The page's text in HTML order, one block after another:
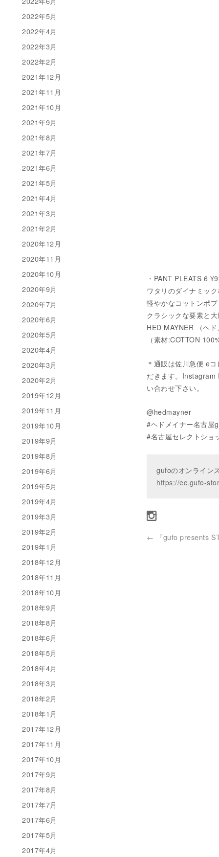
・PANT PLEATS 6
ワタリのダイナミッ
軽やかなコットンポ
クラシックな要素と
HED MAYNER （ヘ
（素材:COTTON
＊通販は佐川急便 e
だきます。
い合わせ下さい。
@hedmayner
#ヘドメイナー名古屋
#名古屋セレクトショ
gufoのオンライン
https://ec.gufo-
← 『gufo presents
2022年5月
2022年4月
2022年3月
2022年2月
2021年12月
2021年11月
2021年10月
2021年9月
2021年8月
2021年7月
2021年6月
2021年5月
2021年4月
2021年3月
2021年2月
2020年12月
2020年11月
2020年10月
2020年9月
2020年7月
2020年6月
2020年5月
2020年4月
2020年3月
2020年2月
2019年12月
2019年11月
2019年10月
2019年9月
2019年8月
2019年6月
2019年5月
2019年4月
2019年3月
2019年2月
2019年1月
2018年12月
2018年11月
2018年10月
2018年9月
2018年8月
2018年6月
2018年5月
2018年4月
2018年3月
2018年2月
2018年1月
2017年12月
2017年11月
2017年10月
2017年9月
2017年8月
2017年7月
2017年6月
2017年5月
2017年4月